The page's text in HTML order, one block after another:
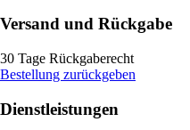
Versand und Rückgabe
30 Tage Rückgaberecht
Bestellung zurückgeben
Dienstleistungen